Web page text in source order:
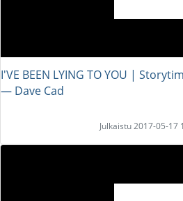
I'VE BEEN LYING TO YOU |
― Dave Cad
Julkaistu 2017-05-